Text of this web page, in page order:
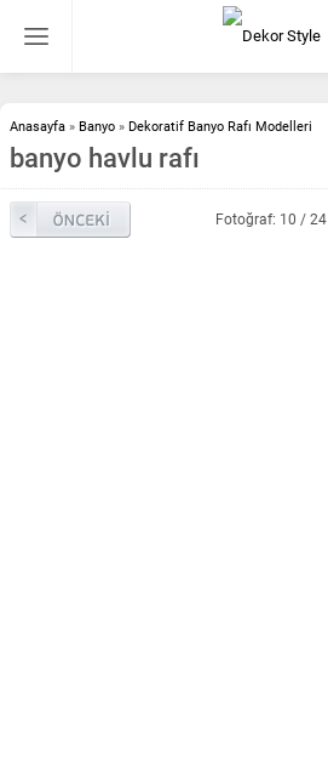
Anasayfa » Banyo » Dekoratif Banyo Rafı Modelleri
banyo havlu rafı
Fotoğraf: 10 / 24